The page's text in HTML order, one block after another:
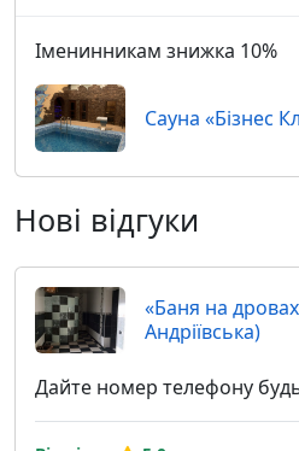
Іменинникам знижка 10%
Сауна «Бізнес
Нові відгуки
«Баня на
Андріївська)
Дайте номер телефону